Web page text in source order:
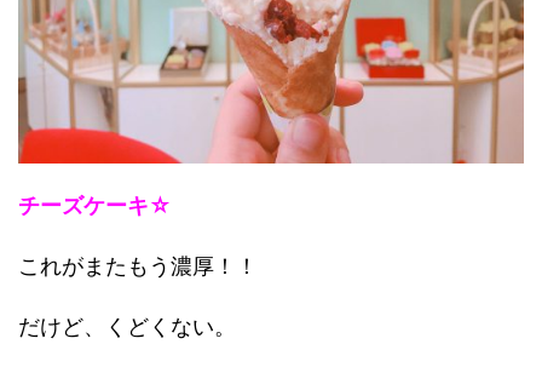
チーズケーキ☆
これがまたもう濃厚！！
だけど、くどくない。